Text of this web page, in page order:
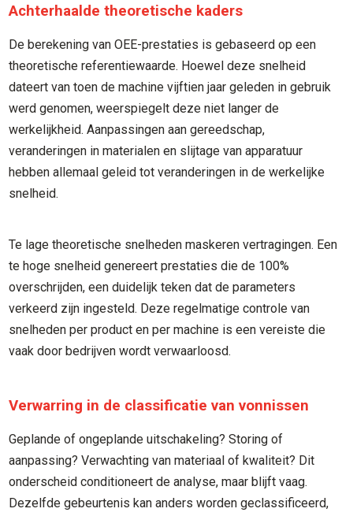
Achterhaalde theoretische kaders
De berekening van OEE-prestaties is gebaseerd op een
theoretische referentiewaarde. Hoewel deze snelheid
dateert van toen de machine vijftien jaar geleden in gebruik
werd genomen, weerspiegelt deze niet langer de
werkelijkheid. Aanpassingen aan gereedschap,
veranderingen in materialen en slijtage van apparatuur
hebben allemaal geleid tot veranderingen in de werkelijke
snelheid.
Te lage theoretische snelheden maskeren vertragingen. Een
te hoge snelheid genereert prestaties die de 100%
overschrijden, een duidelijk teken dat de parameters
verkeerd zijn ingesteld. Deze regelmatige controle van
snelheden per product en per machine is een vereiste die
vaak door bedrijven wordt verwaarloosd.
Verwarring in de classificatie van vonnissen
Geplande of ongeplande uitschakeling? Storing of
aanpassing? Verwachting van materiaal of kwaliteit? Dit
onderscheid conditioneert de analyse, maar blijft vaag.
Dezelfde gebeurtenis kan anders worden geclassificeerd,